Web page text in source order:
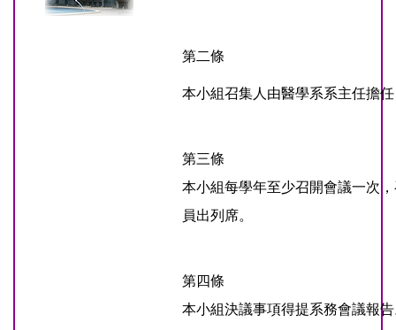
第二條
本小組召集人由醫學系系主任擔
第三條
本小組每學年至少召開會議一次
員出列席。
第四條
本小組決議事項得提系務會議報